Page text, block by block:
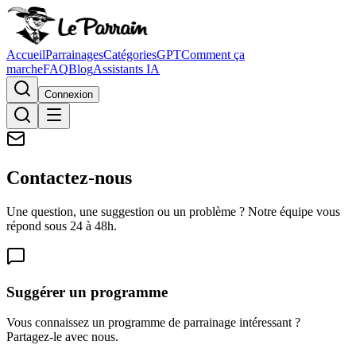
AccueilParrainagesCatégoriesGPTComment ça
marcheFAQBlogAssistants IA
Connexion
Contactez-nous
Une question, une suggestion ou un problème ? Notre équipe vous
répond sous 24 à 48h.
Suggérer un programme
Vous connaissez un programme de parrainage intéressant ?
Partagez-le avec nous.